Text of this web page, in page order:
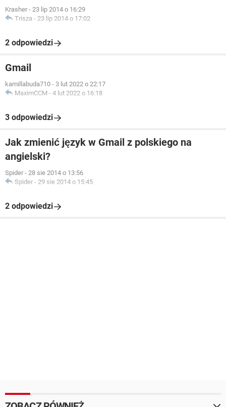
Krasher - 23 lip 2014 o 16:29
Trisza - 23 lip 2014 o 17:02
2 odpowiedzi
Gmail
kamillabuda710 - 3 lut 2022 o 22:17
MaximCCM - 4 lut 2022 o 16:18
3 odpowiedzi
Jak zmienić język w Gmail z polskiego na
angielski?
Spider - 28 sie 2014 o 13:56
Spider - 29 sie 2014 o 15:45
2 odpowiedzi